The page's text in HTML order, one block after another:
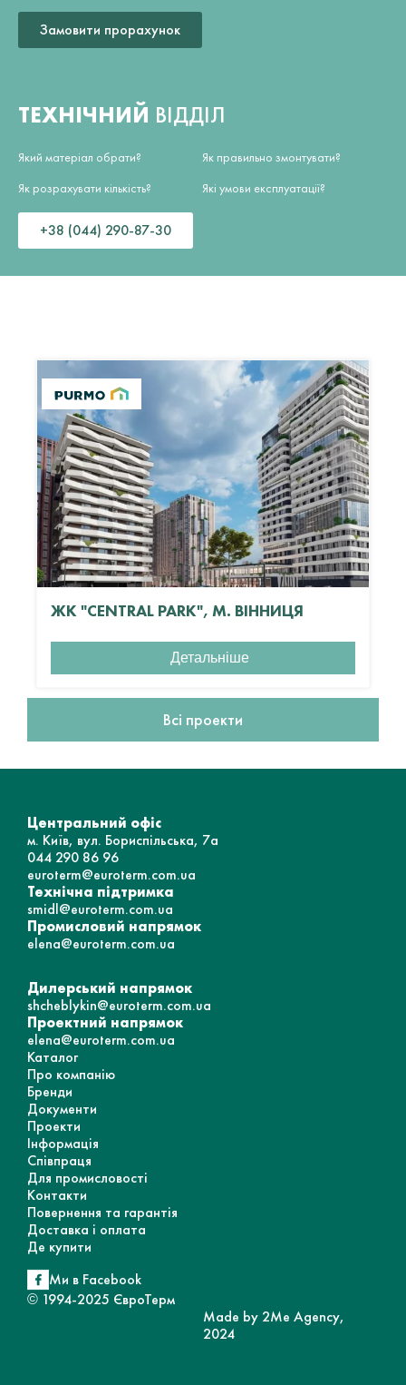
Замовити прорахунок
ТЕХНІЧНИЙ ВІДДІЛ
Який матеріал обрати?
Як розрахувати кількість?
Як правильно змонтувати?
Які умови експлуатації?
+38 (044) 290-87-30
ЖК "CENTRAL PARK", М. ВІННИЦЯ
Детальніше
Всі проекти
Центральний офіс
м. Київ, вул. Бориспільська, 7а
044 290 86 96
euroterm@euroterm.com.ua
Технічна підтримка
smidl@euroterm.com.ua
Промисловий напрямок
elena@euroterm.com.ua
Дилерський напрямок
shcheblykin@euroterm.com.ua
Проектний напрямок
elena@euroterm.com.ua
Каталог
Про компанію
Бренди
Документи
Проекти
Інформація
Співпраця
Для промисловості
Контакти
Повернення та гарантія
Доставка і оплата
Де купити
Ми в Facebook
© 1994-2025 ЄвроТерм
Made by 2Me Agency,
2024